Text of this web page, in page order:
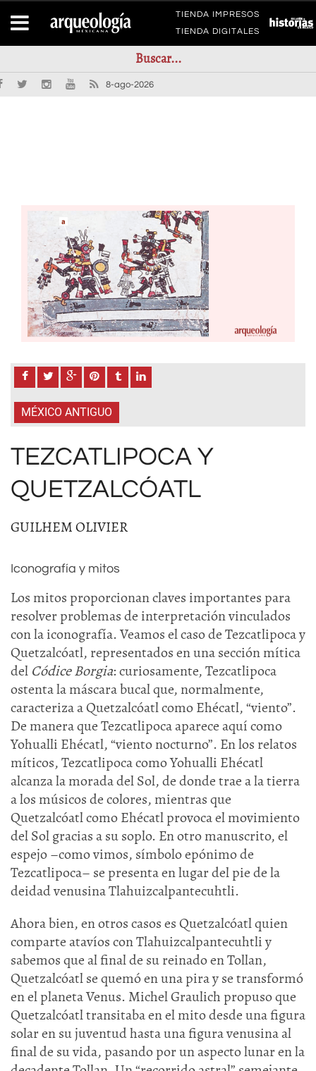
TIENDA IMPRESOS
TIENDA DIGITALES
8-ago-2026
MÉXICO ANTIGUO
TEZCATLIPOCA Y
QUETZALCÓATL
GUILHEM OLIVIER
Iconografía y mitos
Los mitos proporcionan claves importantes para
resolver problemas de interpretación vinculados
con la iconografía. Veamos el caso de Tezcatlipoca y
Quetzalcóatl, representados en una sección mítica
del Códice Borgia: curiosamente, Tezcatlipoca
ostenta la máscara bucal que, normalmente,
caracteriza a Quetzalcóatl como Ehécatl, “viento”.
De manera que Tezcatlipoca aparece aquí como
Yohualli Ehécatl, “viento nocturno”. En los relatos
míticos, Tezcatlipoca como Yohualli Ehécatl
alcanza la morada del Sol, de donde trae a la tierra
a los músicos de colores, mientras que
Quetzalcóatl como Ehécatl provoca el movimiento
del Sol gracias a su soplo. En otro manuscrito, el
espejo –como vimos, símbolo epónimo de
Tezcatlipoca– se presenta en lugar del pie de la
deidad venusina Tlahuizcalpantecuhtli.
Ahora bien, en otros casos es Quetzalcóatl quien
comparte atavíos con Tlahuizcalpantecuhtli y
sabemos que al final de su reinado en Tollan,
Quetzalcóatl se quemó en una pira y se transformó
en el planeta Venus. Michel Graulich propuso que
Quetzalcóatl transitaba en el mito desde una figura
solar en su juventud hasta una figura venusina al
final de su vida, pasando por un aspecto lunar en la